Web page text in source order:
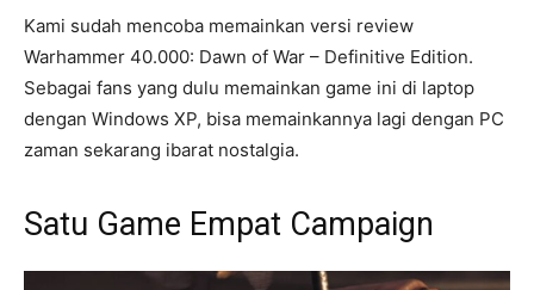
Kami sudah mencoba memainkan versi review
Warhammer 40.000: Dawn of War – Definitive Edition.
Sebagai fans yang dulu memainkan game ini di laptop
dengan Windows XP, bisa memainkannya lagi dengan PC
zaman sekarang ibarat nostalgia.
Satu Game Empat Campaign